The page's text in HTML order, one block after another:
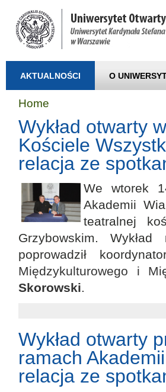
AKTUALNOŚCI O
Home
Wykład otwarty
Kościele
relacja ze
We wtorek
Akademii
teatralnej
Grzybowskim.
poprowadził
Międzykulturowego i
Skorowski.
Wykład otwarty
ramach
relacja ze